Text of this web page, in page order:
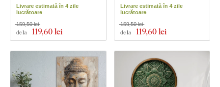
Livrare estimată în 4 zile
lucrătoare
de la 119,60 lei
159,50 lei
Livrare estimată în 4 zile
lucrătoare
de la 119,60 lei
159,50 lei